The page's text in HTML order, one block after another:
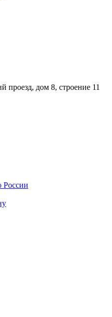
проезд, дом 8, строение 11
России